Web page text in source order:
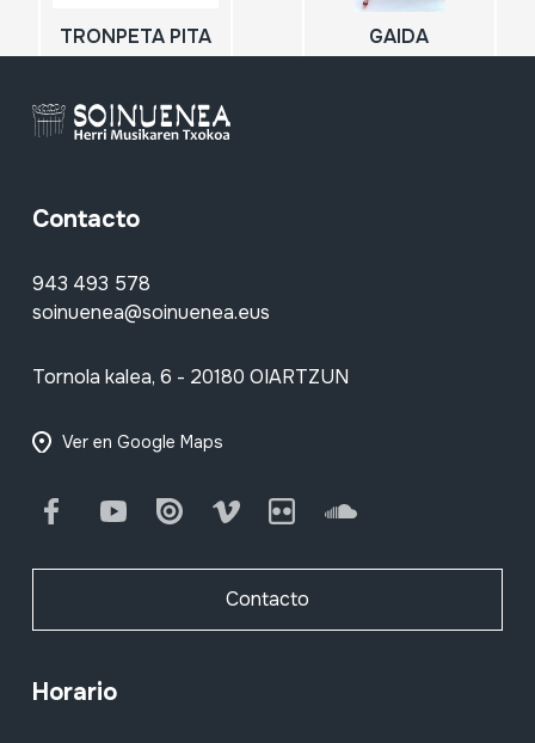
TRONPETA PITA GAIDA
Contacto
943 493 578
soinuenea@soinuenea.eus
Tornola kalea, 6 - 20180 OIARTZUN
Ver en Google Maps
FacebookYoutube Issuu Vimeo Flickr SoundCloud
Contacto
Horario